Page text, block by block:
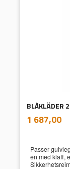
BLÅKLÄDER
Pris
1 687,00mva.
Passer
en med klaff,